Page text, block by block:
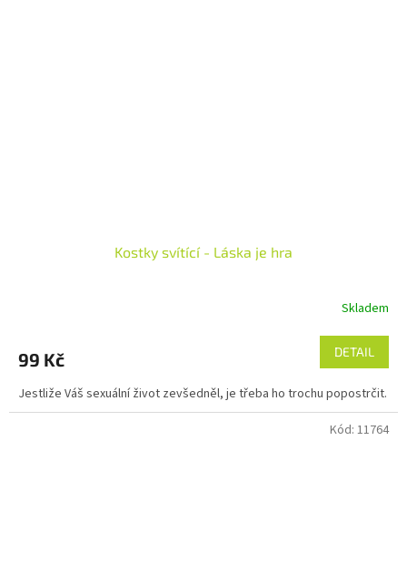
Kostky svítící - Láska je hra
Skladem
99 Kč DETAIL
Jestliže Váš sexuální život zevšedněl, je třeba ho trochu popostrčit.
Kód: 11764